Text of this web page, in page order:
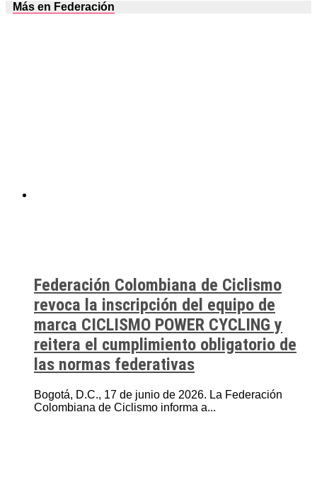
Más en Federación
Federación Colombiana de Ciclismo
revoca la inscripción del equipo de
marca CICLISMO POWER CYCLING y
reitera el cumplimiento obligatorio de
las normas federativas
Bogotá, D.C., 17 de junio de 2026. La Federación
Colombiana de Ciclismo informa a...